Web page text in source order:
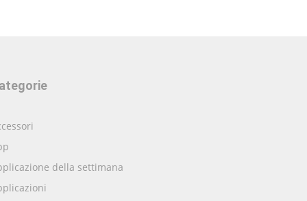
della settimana